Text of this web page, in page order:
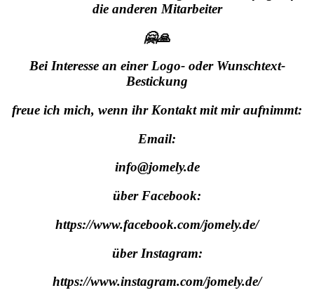
die anderen Mitarbeiter
🤗🙏
Bei Interesse an einer Logo- oder Wunschtext-
Bestickung
freue ich mich, wenn ihr Kontakt mit mir aufnimmt:
Email:
info@jomely.de
über Facebook:
https://www.facebook.com/jomely.de/
über Instagram:
https://www.instagram.com/jomely.de/